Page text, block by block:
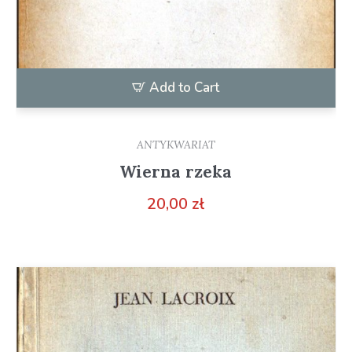
Add to Cart
ANTYKWARIAT
Wierna rzeka
20,00 zł